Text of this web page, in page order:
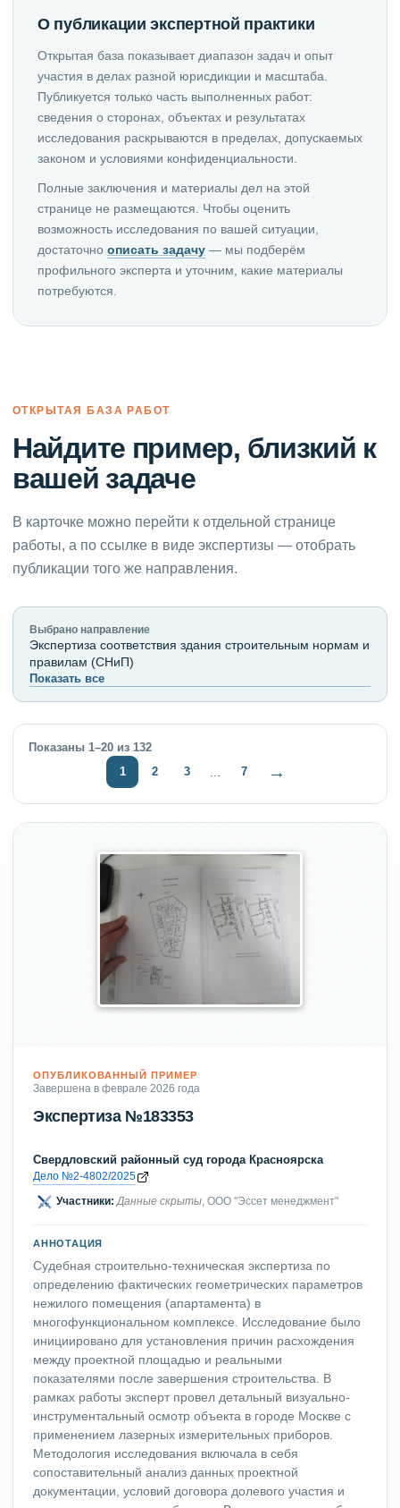
О публикации экспертной практики
Открытая база показывает диапазон задач и опыт
участия в делах разной юрисдикции и масштаба.
Публикуется только часть выполненных работ:
сведения о сторонах, объектах и результатах
исследования раскрываются в пределах, допускаемых
законом и условиями конфиденциальности.
Полные заключения и материалы дел на этой
странице не размещаются. Чтобы оценить
возможность исследования по вашей ситуации,
достаточно описать задачу — мы подберём
профильного эксперта и уточним, какие материалы
потребуются.
ОТКРЫТАЯ БАЗА РАБОТ
Найдите пример, близкий к
вашей задаче
В карточке можно перейти к отдельной странице
работы, а по ссылке в виде экспертизы — отобрать
публикации того же направления.
Выбрано направление
Экспертиза соответствия здания строительным нормам и
правилам (СНиП)
Показать все
Показаны 1–20 из 132
1
2 3 7 →
ОПУБЛИКОВАННЫЙ ПРИМЕР
Завершена в феврале 2026 года
Экспертиза №183353
Свердловский районный суд города Красноярска
Дело №2-4802/2025
Участники: Данные скрыты, ООО "Эссет менеджмент"
АННОТАЦИЯ
Судебная строительно-техническая экспертиза по
определению фактических геометрических параметров
нежилого помещения (апартамента) в
многофункциональном комплексе. Исследование было
инициировано для установления причин расхождения
между проектной площадью и реальными
показателями после завершения строительства. В
рамках работы эксперт провел детальный визуально-
инструментальный осмотр объекта в городе Москве с
применением лазерных измерительных приборов.
Методология исследования включала в себя
сопоставительный анализ данных проектной
документации, условий договора долевого участия и